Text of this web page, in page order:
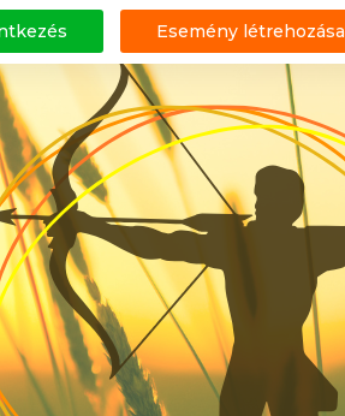
Esemény létrehozása